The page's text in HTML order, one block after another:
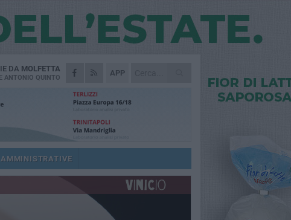
APP
DA MOLFETTA
ANTONIO QUINTO
AMMINISTRATIVE